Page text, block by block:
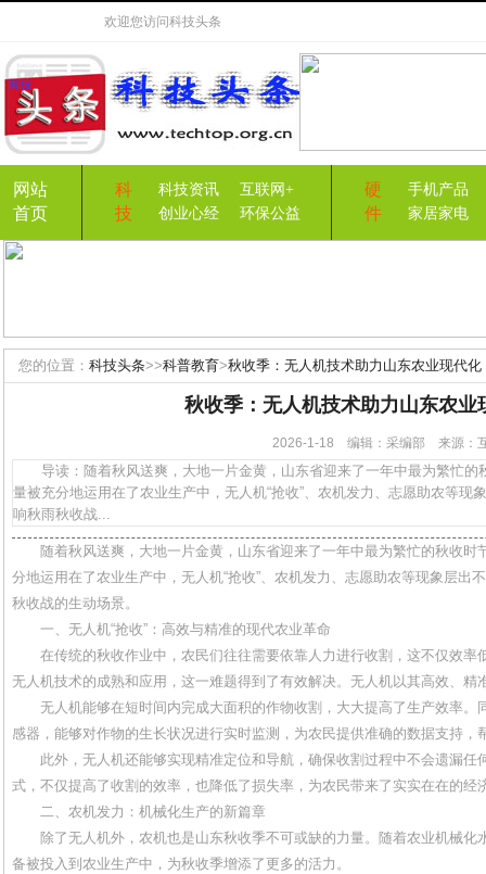
欢迎您访问科技头条
网站
首页
科
技
科技资讯
互联网+
创业心经
环保公益
硬
件
手机产品
家居家电
您的位置： 科技头条>>科普教育>秋收季：无人机技术助力山东农业现代化
秋收季：无人机技术助力山东农业
2026-1-18 编辑：采编部 来源
导读：随着秋风送爽，大地一片金黄，山东省迎来了一年中最为繁忙的
量被充分地运用在了农业生产中，无人机“抢收”、农机发力、志愿助农等现
响秋雨秋收战...
随着秋风送爽，大地一片金黄，山东省迎来了一年中最为繁忙的秋收时
分地运用在了农业生产中，无人机“抢收”、农机发力、志愿助农等现象层出
秋收战的生动场景。
一、无人机“抢收”：高效与精准的现代农业革命
在传统的秋收作业中，农民们往往需要依靠人力进行收割，这不仅效率
无人机技术的成熟和应用，这一难题得到了有效解决。无人机以其高效、精
无人机能够在短时间内完成大面积的作物收割，大大提高了生产效率。
感器，能够对作物的生长状况进行实时监测，为农民提供准确的数据支持，
此外，无人机还能够实现精准定位和导航，确保收割过程中不会遗漏任
式，不仅提高了收割的效率，也降低了损失率，为农民带来了实实在在的经
二、农机发力：机械化生产的新篇章
除了无人机外，农机也是山东秋收季不可或缺的力量。随着农业机械化
备被投入到农业生产中，为秋收季增添了更多的活力。